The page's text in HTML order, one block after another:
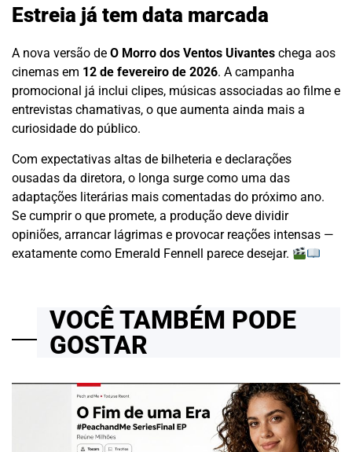
Estreia já tem data marcada
A nova versão de O Morro dos Ventos Uivantes chega aos
cinemas em 12 de fevereiro de 2026. A campanha
promocional já inclui clipes, músicas associadas ao filme e
entrevistas chamativas, o que aumenta ainda mais a
curiosidade do público.
Com expectativas altas de bilheteria e declarações
ousadas da diretora, o longa surge como uma das
adaptações literárias mais comentadas do próximo ano.
Se cumprir o que promete, a produção deve dividir
opiniões, arrancar lágrimas e provocar reações intensas —
exatamente como Emerald Fennell parece desejar.
VOCÊ TAMBÉM PODE
GOSTAR